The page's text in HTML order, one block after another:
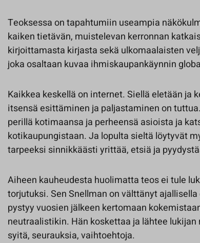
Teoksessa on tapahtumiin useampia
kaiken tietävän, muistelevan kerronnan
kirjoittamasta kirjasta sekä ulkomaalaisten
joka osaltaan kuvaa ihmiskaupankäynnin
Kaikkea keskellä on internet. Siellä eletään ja
itsensä esittäminen ja paljastaminen on
perillä kotimaansa ja perheensä asioista ja
kotikaupungistaan. Ja lopulta sieltä löytyvät
tarpeeksi sinnikkäästi yrittää, etsiä ja
Aiheen kauheudesta huolimatta teos ei tule
torjutuksi. Sen Snellman on välttänyt
pystyy vuosien jälkeen kertomaan
neutraalistikin. Hän koskettaa ja lähtee
syitä, seurauksia, vaihtoehtoja.